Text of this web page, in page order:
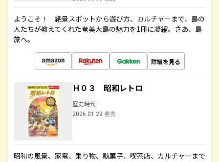
ようこそ！ 絶景スポットから遊び方、カルチャーまで、島の
人たちが教えてくれた奄美大島の魅力を1冊に凝縮。さあ、島
旅へ。
詳細を見る
Ｈ０３ 昭和レトロ
歴史時代
2026.01.29 発売
昭和の風景、家電、乗り物、駄菓子、喫茶店、カルチャーまで